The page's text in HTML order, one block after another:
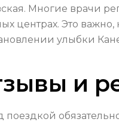
Многие врачи
центрах. Это
улыбки
и
поездкой